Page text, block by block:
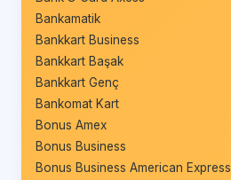
Bankamatik
Bankkart Business
Bankkart Başak
Bankkart Genç
Bankomat Kart
Bonus Amex
Bonus Business
Bonus Business American Express